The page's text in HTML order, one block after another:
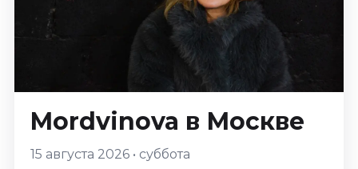
Август 2026
Сентябрь 2026
Октябрь 2026
Январь 2027
Стендап
Mordvinova в Москве
15 августа 2026 • суббота